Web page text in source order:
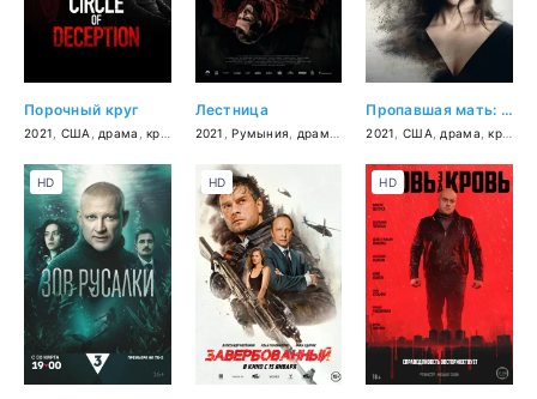
Порочный круг
2021 США драма ,криминал
Лестница
2021 ,Румыния драма история
Пропавшая мать: Исчезновение Дженнифер Дулос
2021 США драма ,криминал
HD HD HD